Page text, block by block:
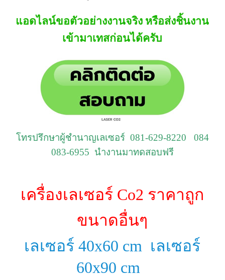
แอดไลน์ขอตัวอย่างงานจริง หรือส่งชิ้นงาน
เข้ามาเทสก่อนได้ครับ
โทรปรึกษาผู้ชำนาญเลเซอร์ 081-629-8220 084
083-6955 นำงานมาทดสอบฟรี
เครื่องเลเซอร์ Co2 ราคาถูก
ขนาดอื่นๆ
เลเซอร์ 40x60 cm เลเซอร์
60x90 cm